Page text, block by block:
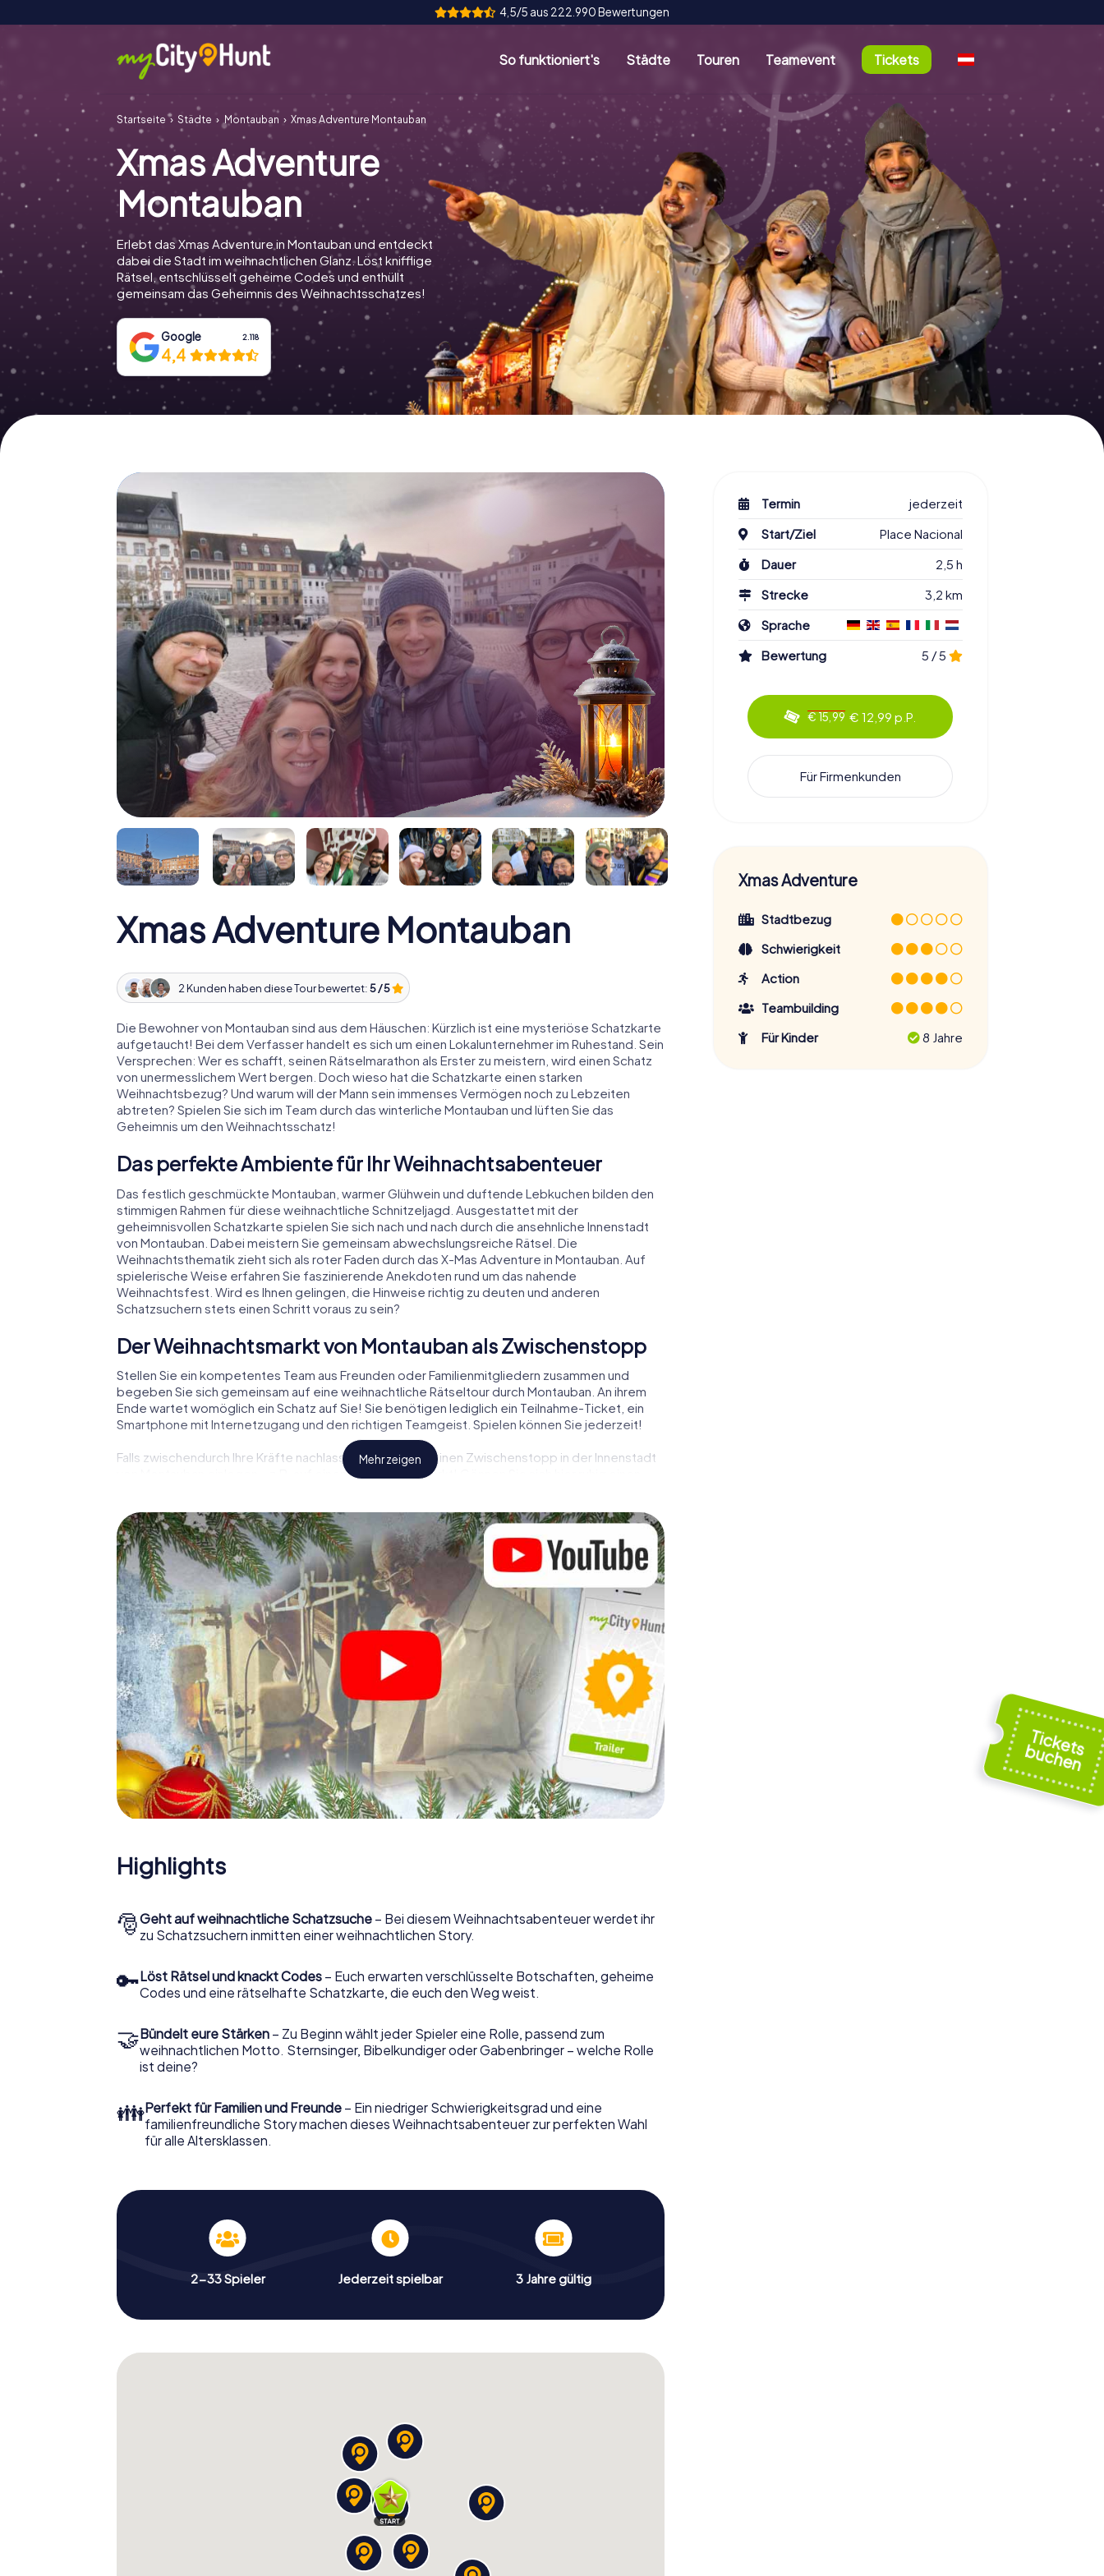
4,5/5 aus 222.990 Bewertungen
So funktioniert's Städte Touren Teamevent Tickets
Startseite Städte Montauban Xmas Adventure Montauban
Xmas Adventure
Montauban
Erlebt das Xmas Adventure in Montauban und entdeckt
dabei die Stadt im weihnachtlichen Glanz. Löst knifflige
Rätsel, entschlüsselt geheime Codes und enthüllt
gemeinsam das Geheimnis des Weihnachtsschatzes!
Google 2.118
4,4
Xmas Adventure Montauban
2 Kunden haben diese Tour bewertet:5 / 5
Die Bewohner von Montauban sind aus dem Häuschen: Kürzlich ist eine mysteriöse Schatzkarte
aufgetaucht! Bei dem Verfasser handelt es sich um einen Lokalunternehmer im Ruhestand. Sein
Versprechen: Wer es schafft, seinen Rätselmarathon als Erster zu meistern, wird einen Schatz
von unermesslichem Wert bergen. Doch wieso hat die Schatzkarte einen starken
Weihnachtsbezug? Und warum will der Mann sein immenses Vermögen noch zu Lebzeiten
abtreten? Spielen Sie sich im Team durch das winterliche Montauban und lüften Sie das
Geheimnis um den Weihnachtsschatz!
Das perfekte Ambiente für Ihr Weihnachtsabenteuer
Das festlich geschmückte Montauban, warmer Glühwein und duftende Lebkuchen bilden den
stimmigen Rahmen für diese weihnachtliche Schnitzeljagd. Ausgestattet mit der
geheimnisvollen Schatzkarte spielen Sie sich nach und nach durch die ansehnliche Innenstadt
von Montauban. Dabei meistern Sie gemeinsam abwechslungsreiche Rätsel. Die
Weihnachtsthematik zieht sich als roter Faden durch das X-Mas Adventure in Montauban. Auf
spielerische Weise erfahren Sie faszinierende Anekdoten rund um das nahende
Weihnachtsfest. Wird es Ihnen gelingen, die Hinweise richtig zu deuten und anderen
Schatzsuchern stets einen Schritt voraus zu sein?
Der Weihnachtsmarkt von Montauban als Zwischenstopp
Stellen Sie ein kompetentes Team aus Freunden oder Familienmitgliedern zusammen und
begeben Sie sich gemeinsam auf eine weihnachtliche Rätseltour durch Montauban. An ihrem
Ende wartet womöglich ein Schatz auf Sie! Sie benötigen lediglich ein Teilnahme-Ticket, ein
Smartphone mit Internetzugang und den richtigen Teamgeist. Spielen können Sie jederzeit!
Falls zwischendurch Ihre Kräfte nachlassen, können Sie einen Zwischenstopp in der Innenstadt
von Montauban einlegen – z.B. auf einem Weihnachtsmarkt! Gönnen Sie sich hier ruhig einen
Eine spannende Option für Ihre Weihnachtsfeier in
Montauban
Das myCityHunt X-Mas Adventure eignet sich auch hervorragend als Programmpunkt Ihrer
Weihnachtsfeier in Montauban: So kann eine interaktive Schnitzeljagd das gastronomische
Programm Ihrer Weihnachtsfeier in Montauban ergänzen. Und auch ein Ausflug zum
Weihnachtsmarkt von Montauban wird mit dem X-Mas Adventure zu einem Highlight. Schließlich
bietet die Smartphone Schnitzeljagd alles was man von einer perfekten Weihnachtsfeier in
Montauban erwartet: Spaß, Teambuilding und eine stimmungsvolle Weihnachtsthematik.
Gönnen Sie Ihren Kollegen also einen unvergesslichen Ausklang des Jahres und planen Sie
unser X-Mas Adventure als Programmpunkt Ihrer Weihnachtsfeier in Montauban ein!
Mehr zeigen
Highlights
🎅Geht auf weihnachtliche Schatzsuche – Bei diesem Weihnachtsabenteuer werdet ihr
zu Schatzsuchern inmitten einer weihnachtlichen Story.
🔑Löst Rätsel und knackt Codes – Euch erwarten verschlüsselte Botschaften, geheime
Codes und eine rätselhafte Schatzkarte, die euch den Weg weist.
🤝Bündelt eure Stärken – Zu Beginn wählt jeder Spieler eine Rolle, passend zum
weihnachtlichen Motto. Sternsinger, Bibelkundiger oder Gabenbringer – welche Rolle
ist deine?
👪Perfekt für Familien und Freunde – Ein niedriger Schwierigkeitsgrad und eine
familienfreundliche Story machen dieses Weihnachtsabenteuer zur perfekten Wahl
für alle Altersklassen.
2-33 Spieler Jederzeit spielbar 3 Jahre gültig
Termin
jederzeit
Start/Ziel
Place Nacional
Dauer
2,5 h
Strecke
3,2 km
Sprache
Bewertung
5 / 5
€ 15,99 € 12,99 p.P.
Für Firmenkunden
Xmas Adventure
Stadtbezug
Schwierigkeit
Action
Teambuilding
Für Kinder
8 Jahre